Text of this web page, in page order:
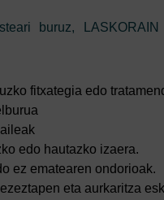
buruz,
fitxategia edo
edo hautazko izaera.
ez ematearen ondorioak.
eta aurkaritza